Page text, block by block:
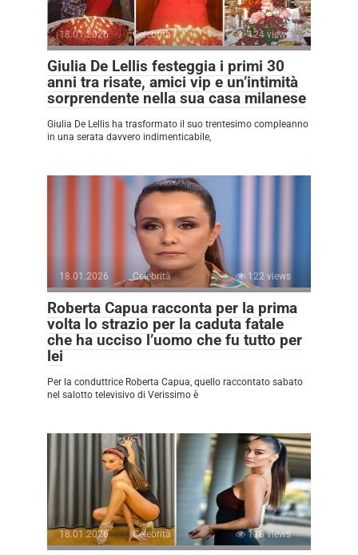
18.01.2026 Celebrità 124 views
Giulia De Lellis festeggia i primi 30
anni tra risate, amici vip e un’intimità
sorprendente nella sua casa milanese
Giulia De Lellis ha trasformato il suo trentesimo compleanno
in una serata davvero indimenticabile,
18.01.2026 Celebrità 122 views
Roberta Capua racconta per la prima
volta lo strazio per la caduta fatale
che ha ucciso l’uomo che fu tutto per
lei
Per la conduttrice Roberta Capua, quello raccontato sabato
nel salotto televisivo di Verissimo è
18.01.2026 Celebrità 118 views